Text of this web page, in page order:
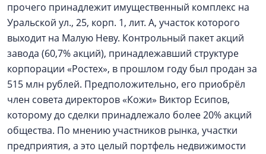
прочего принадлежит имущественный комплекс на
Уральской ул., 25, корп. 1, лит. А, участок которого
выходит на Малую Неву. Контрольный пакет акций
завода (60,7% акций), принадлежавший структуре
корпорации «Ростех», в прошлом году был продан за
515 млн рублей. Предположительно, его приобрёл
член совета директоров «Кожи» Виктор Есипов,
которому до сделки принадлежало более 20% акций
общества. По мнению участников рынка, участки
предприятия, а это целый портфель недвижимости